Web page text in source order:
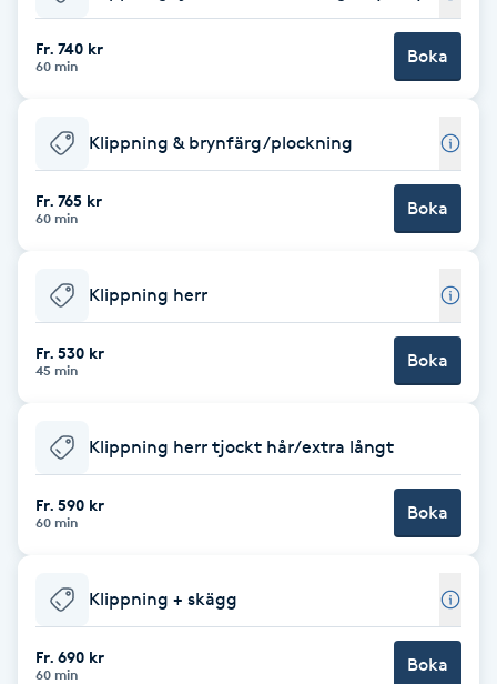
Babylights
Balayage
Barber
Barnklippning
BIAB
Blowout
Bottenfärg
Brynfärgning
Brynplockning
Fr. 740 kr
60 min Boka
Klippning & brynfärg/plockning
Fr. 765 kr
60 min Boka
Klippning herr
Fr. 530 kr
45 min Boka
Klippning herr tjockt hår/extra långt
Fr. 590 kr
60 min Boka
Klippning + skägg
Fr. 690 kr
60 min Boka